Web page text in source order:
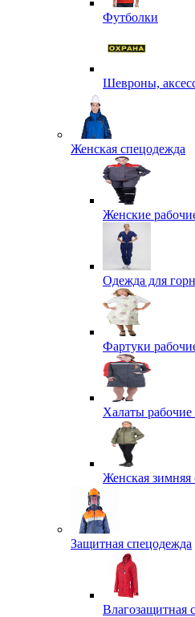
Футболки
Шевроны,
Женская спецодежда
Женские
Одежда для
Фартуки
Халаты
Женская зимняя
Защитная спецодежда
Влагозащитная